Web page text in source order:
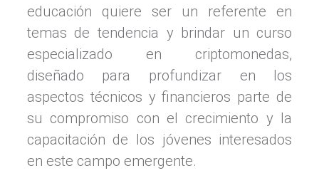
educación quiere ser un referente en
temas de tendencia y brindar un curso
especializado en criptomonedas,
diseñado para profundizar en los
aspectos técnicos y financieros parte de
su compromiso con el crecimiento y la
capacitación de los jóvenes interesados
en este campo emergente.